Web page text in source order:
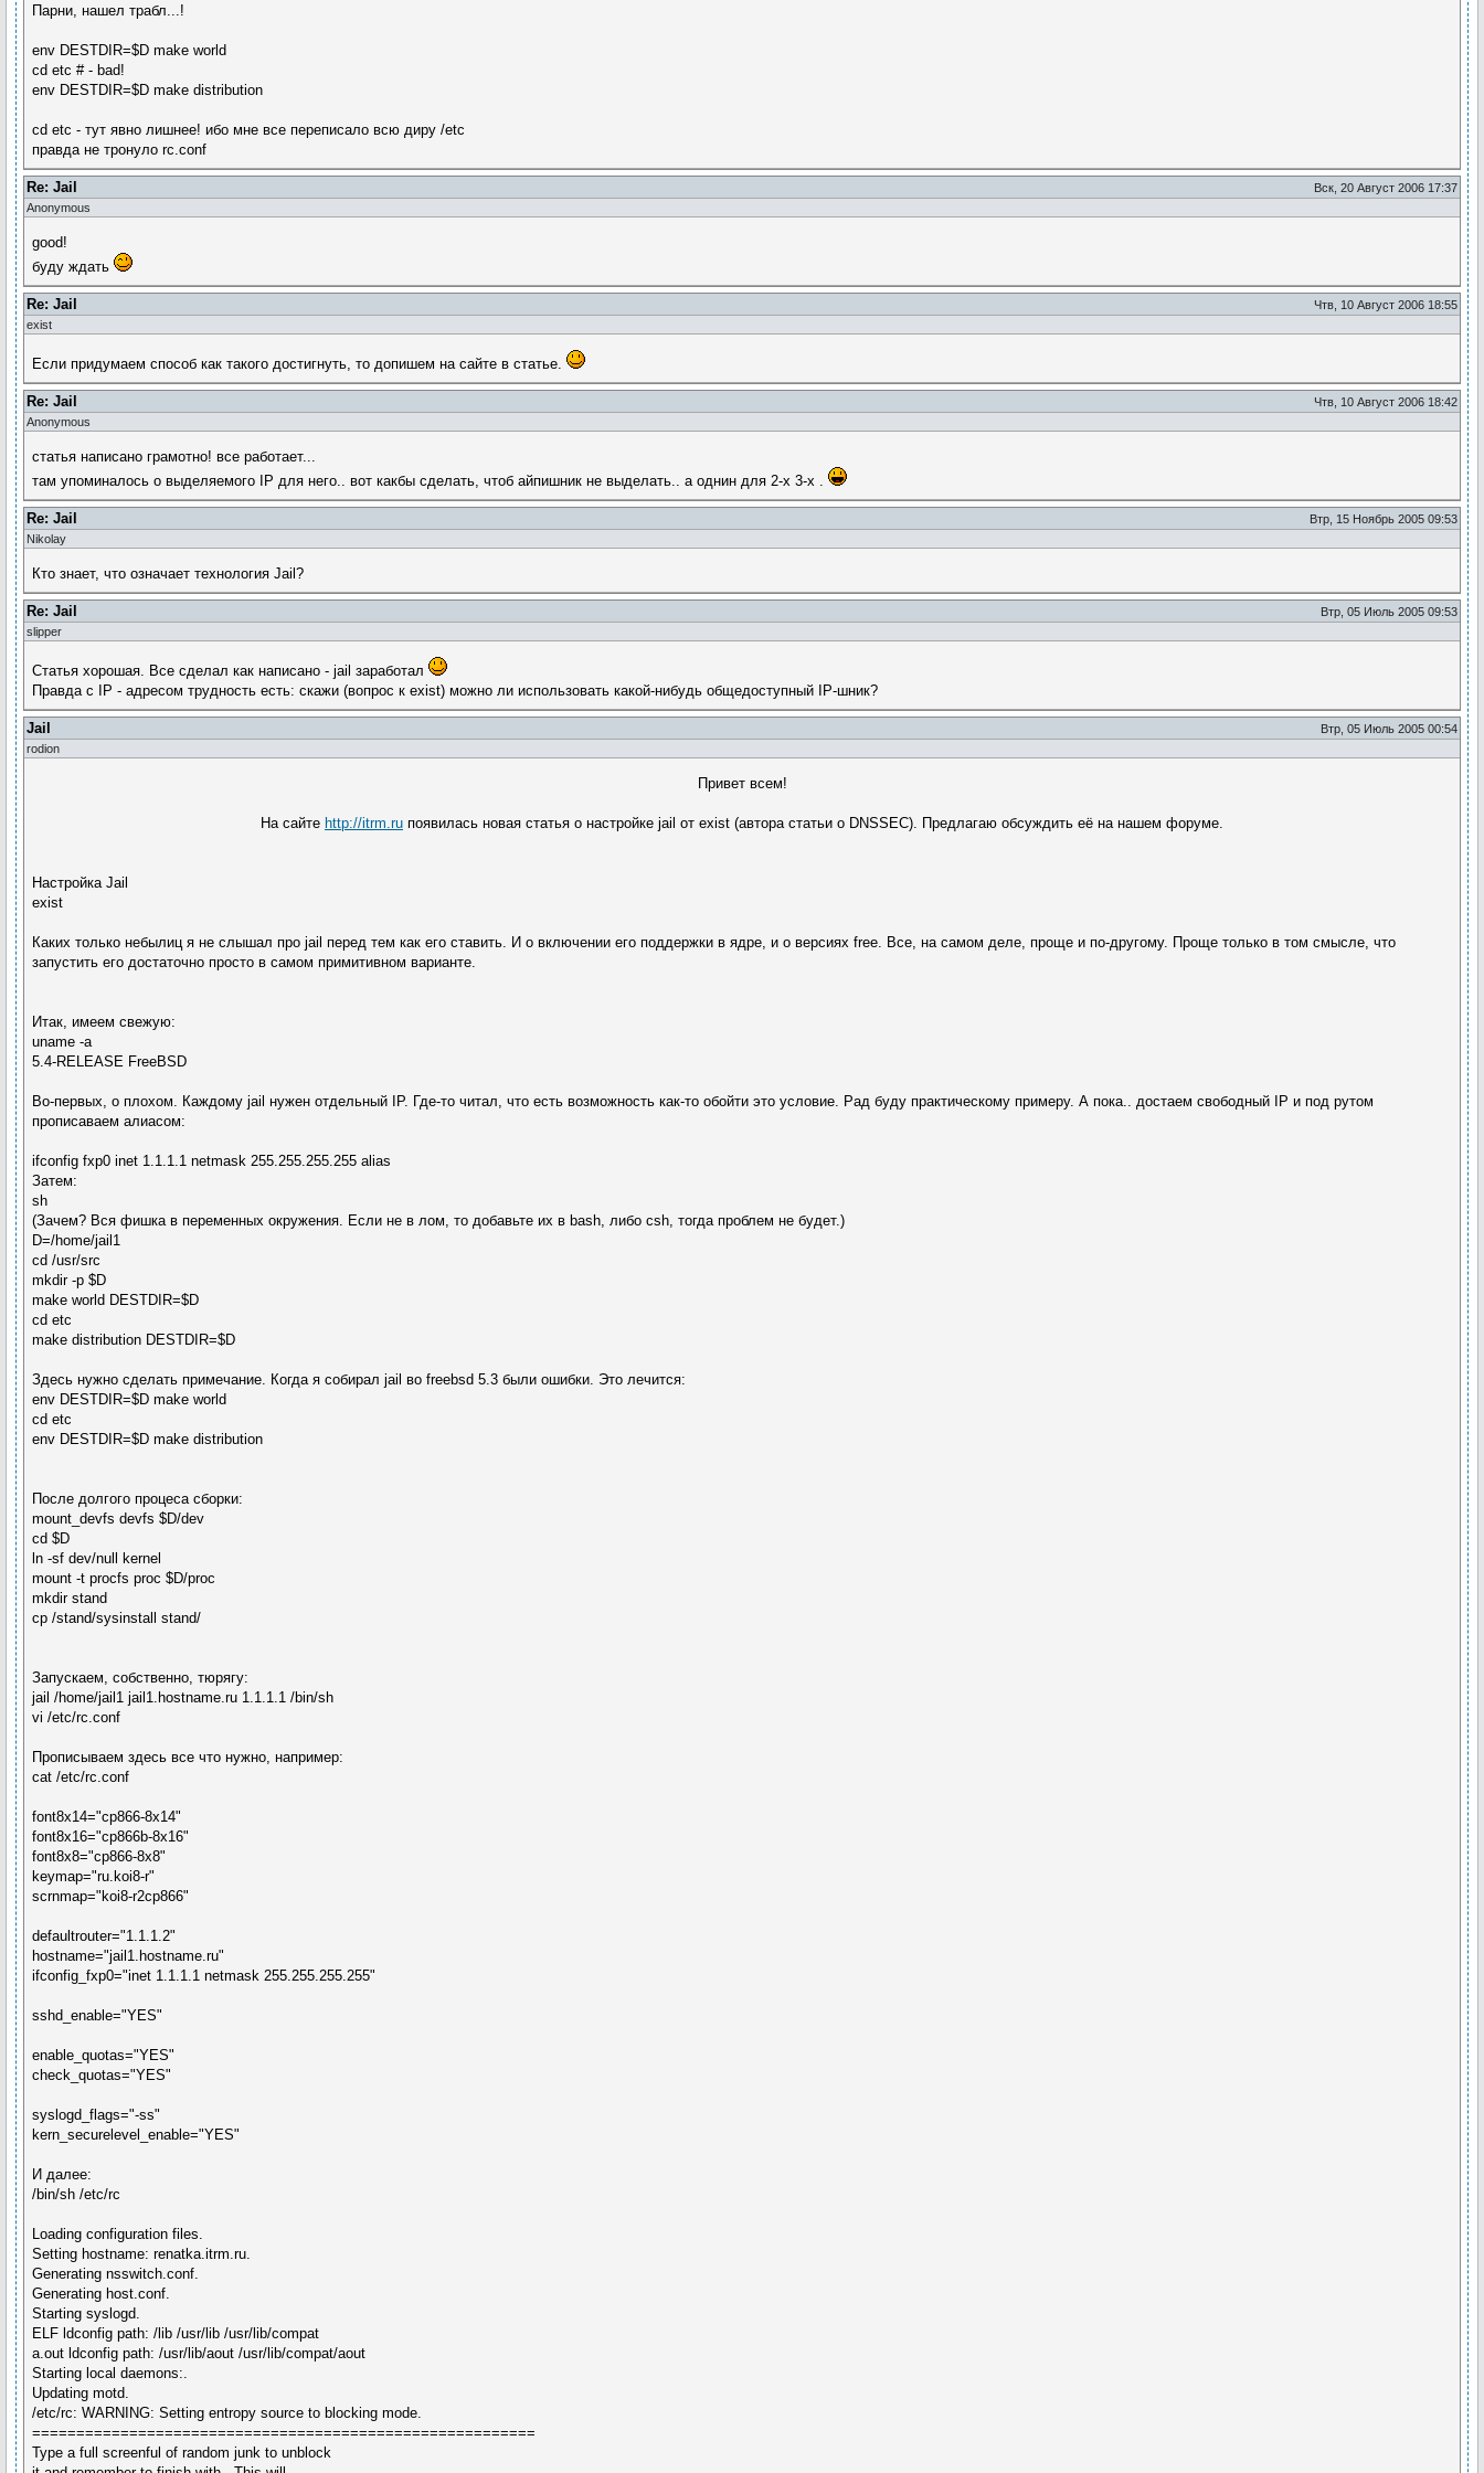
Парни, нашел трабл...!
env DESTDIR=$D make world
cd etc # - bad!
env DESTDIR=$D make distribution
cd etc - тут явно лишнее! ибо мне все переписало всю диру /etc
правда не тронуло rc.conf
Re: Jail
Вск, 20 Август 2006 17:37
Anonymous
good!
буду ждать
Re: Jail
Чтв, 10 Август 2006 18:55
exist
Если придумаем способ как такого достигнуть, то допишем на сайте в статье.
Re: Jail
Чтв, 10 Август 2006 18:42
Anonymous
статья написано грамотно! все работает...
там упоминалось о выделяемого IP для него.. вот какбы сделать, чтоб айпишник не выделать.. а однин для 2-х 3-х .
Re: Jail
Втр, 15 Ноябрь 2005 09:53
Nikolay
Кто знает, что означает технология Jail?
Re: Jail
Втр, 05 Июль 2005 09:53
slipper
Статья хорошая. Все сделал как написано - jail заработал
Правда с IP - адресом трудность есть: скажи (вопрос к exist) можно ли использовать какой-нибудь общедоступный IP-шник?
Jail
Втр, 05 Июль 2005 00:54
rodion
Привет всем!
На сайте http://itrm.ru появилась новая статья о настройке jail от exist (автора статьи о DNSSEC). Предлагаю обсуждить её на нашем форуме.
Настройка Jail
exist
Каких только небылиц я не слышал про jail перед тем как его ставить. И о включении его поддержки в ядре, и о версиях free. Все, на самом деле, проще и по-другому. Проще только в том смысле, что
запустить его достаточно просто в самом примитивном варианте.
Итак, имеем свежую:
uname -a
5.4-RELEASE FreeBSD
Во-первых, о плохом. Каждому jail нужен отдельный IP. Где-то читал, что есть возможность как-то обойти это условие. Рад буду практическому примеру. А пока.. достаем свободный IP и под рутом
прописаваем алиасом:
ifconfig fxp0 inet 1.1.1.1 netmask 255.255.255.255 alias
Затем:
sh
(Зачем? Вся фишка в переменных окружения. Если не в лом, то добавьте их в bash, либо csh, тогда проблем не будет.)
D=/home/jail1
cd /usr/src
mkdir -p $D
make world DESTDIR=$D
cd etc
make distribution DESTDIR=$D
Здесь нужно сделать примечание. Когда я собирал jail во freebsd 5.3 были ошибки. Это лечится:
env DESTDIR=$D make world
cd etc
env DESTDIR=$D make distribution
После долгого процеса сборки:
mount_devfs devfs $D/dev
сd $D
ln -sf dev/null kernel
mount -t procfs proc $D/proc
mkdir stand
cp /stand/sysinstall stand/
Запускаем, собственно, тюрягу:
jail /home/jail1 jail1.hostname.ru 1.1.1.1 /bin/sh
vi /etc/rc.conf
Прописываем здесь все что нужно, например:
cat /etc/rc.conf
font8x14="cp866-8x14"
font8x16="cp866b-8x16"
font8x8="cp866-8x8"
keymap="ru.koi8-r"
scrnmap="koi8-r2cp866"
defaultrouter="1.1.1.2"
hostname="jail1.hostname.ru"
ifconfig_fxp0="inet 1.1.1.1 netmask 255.255.255.255"
sshd_enable="YES"
enable_quotas="YES"
check_quotas="YES"
syslogd_flags="-ss"
kern_securelevel_enable="YES"
И далее:
/bin/sh /etc/rc
Loading configuration files.
Setting hostname: renatka.itrm.ru.
Generating nsswitch.conf.
Generating host.conf.
Starting syslogd.
ELF ldconfig path: /lib /usr/lib /usr/lib/compat
a.out ldconfig path: /usr/lib/aout /usr/lib/compat/aout
Starting local daemons:.
Updating motd.
/etc/rc: WARNING: Setting entropy source to blocking mode.
=========================================================
Type a full screenful of random junk to unblock